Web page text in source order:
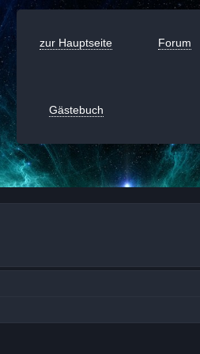
zur Hauptseite Forum
Gästebuch